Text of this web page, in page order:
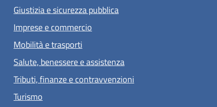
Giustizia e sicurezza pubblica
Imprese e commercio
Mobilità e trasporti
Salute, benessere e assistenza
Tributi, finanze e contravvenzioni
Turismo